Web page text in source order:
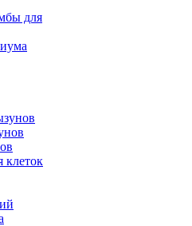
для
клеток